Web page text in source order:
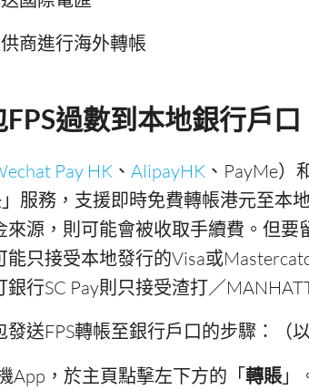
商進行海外轉帳
過數到本地銀行戶口
Pay HK 、 AlipayHK 、PayMe）
服務，支援即時免費轉帳港元至本
來源，則可能會被收取手續費。但要
只接受本地發行的Visa或
行SC Pay則只接受渣打／
送FPS轉帳至銀行戶口的步驟：（
App，於主頁點擊左下方的「轉賬」